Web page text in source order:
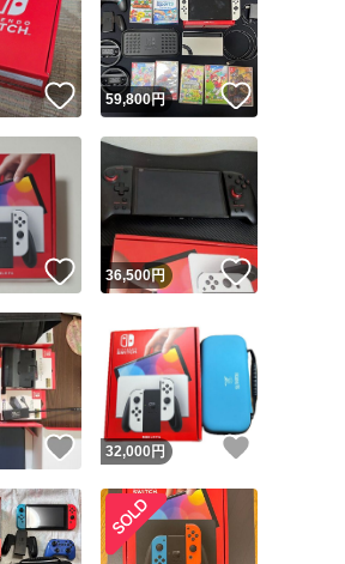
いいね！
59,800円 いいね！
いいね！
36,500円 いいね！
いいね！
32,000 円